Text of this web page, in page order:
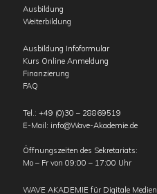
Ausbildung
Weiterbildung
Ausbildung Infoformular
Kurs Online Anmeldung
Finanzierung
FAQ
Tel.: +49 (0)30 – 28869519
E-Mail: info@Wave-Akademie.de
Öffnungszeiten des Sekretariats:
Mo – Fr von 09:00 – 17:00 Uhr
WAVE AKADEMIE für Digitale Medien